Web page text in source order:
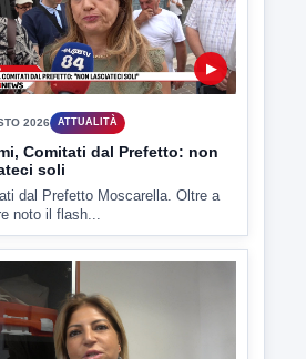
della Repubblica di Santa
Vetere chiude le...
2026 ATTUALITÀ
Comitati dal Prefetto: non
soli
dal Prefetto Moscarella. Oltre a